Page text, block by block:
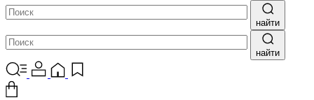
найти
найти